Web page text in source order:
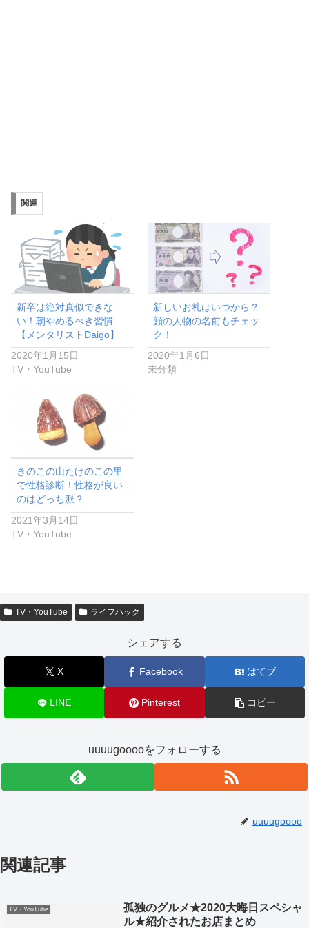
関連
新卒は絶対真似できな
い！朝やめるべき習慣
【メンタリストDaigo】
2020年1月15日
TV・YouTube
新しいお札はいつから？
顔の人物の名前もチェッ
ク！
2020年1月6日
未分類
きのこの山たけのこの里
で性格診断！性格が良い
のはどっち派？
2021年3月14日
TV・YouTube
TV・YouTube ライフハック
シェアする
X Facebook はてブ
LINE Pinterest コピー
uuuugooooをフォローする
uuuugoooo
関連記事
TV・YouTube
孤独のグルメ★2020大晦日スペシャ
ル★紹介されたお店まとめ